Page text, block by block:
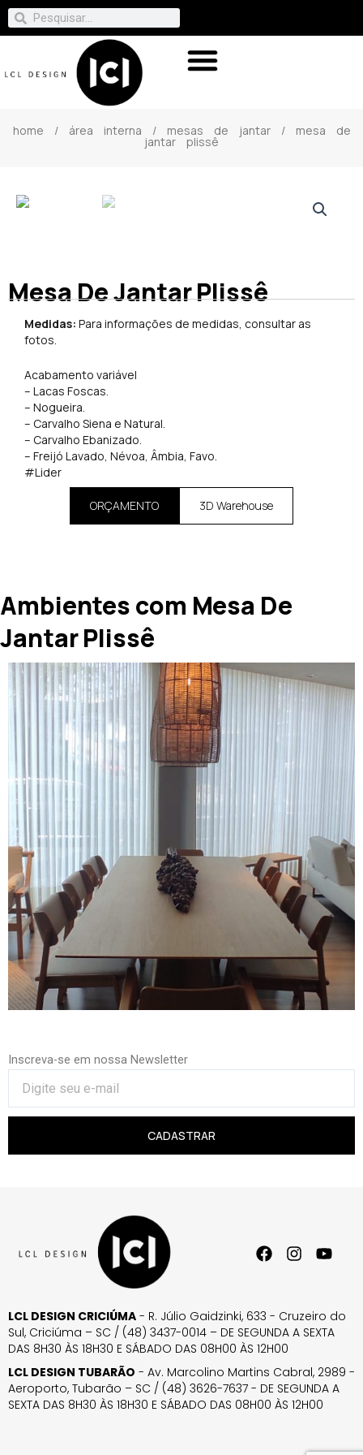
home / área interna / mesas de jantar/ mesa de
jantar plissê
Mesa De Jantar Plissê
Medidas: Para informações de medidas, consultar as
fotos.
Acabamento variável
– Lacas Foscas.
– Nogueira.
– Carvalho Siena e Natural.
– Carvalho Ebanizado.
– Freijó Lavado, Névoa, Âmbia, Favo.
#Lider
ORÇAMENTO 3D Warehouse
Ambientes com Mesa De
Jantar Plissê
Inscreva-se em nossa Newsletter
CADASTRAR
LCL DESIGN CRICIÚMA - R. Júlio Gaidzinki, 633 - Cruzeiro do
Sul, Criciúma – SC / (48) 3437-0014 – DE SEGUNDA A SEXTA
DAS 8H30 ÀS 18H30 E SÁBADO DAS 08H00 ÀS 12H00
LCL DESIGN TUBARÃO - Av. Marcolino Martins Cabral, 2989 -
Aeroporto, Tubarão – SC / (48) 3626-7637 - DE SEGUNDA A
SEXTA DAS 8H30 ÀS 18H30 E SÁBADO DAS 08H00 ÀS 12H00